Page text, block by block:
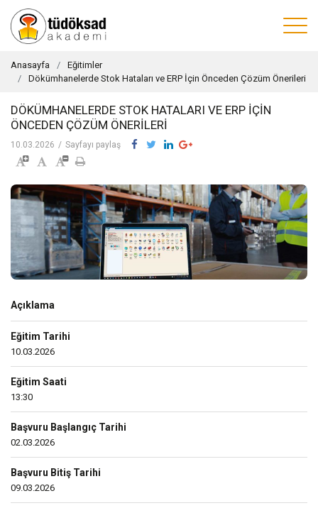
Anasayfa
Eğitimler
Dökümhanelerde Stok Hataları ve ERP İçin Önceden Çözüm Önerileri
DÖKÜMHANELERDE STOK HATALARI VE ERP İÇIN
ÖNCEDEN ÇÖZÜM ÖNERILERI
10.03.2026 / Sayfayı paylaş
Açıklama
Eğitim Tarihi
10.03.2026
Eğitim Saati
13:30
Başvuru Başlangıç Tarihi
02.03.2026
Başvuru Bitiş Tarihi
09.03.2026